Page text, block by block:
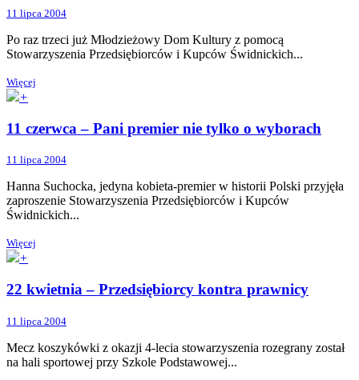
11 lipca 2004
Po raz trzeci już Młodzieżowy Dom Kultury z pomocą
Stowarzyszenia Przedsiębiorców i Kupców Świdnickich...
Więcej
+
11 czerwca – Pani premier nie tylko o wyborach
11 lipca 2004
Hanna Suchocka, jedyna kobieta-premier w historii Polski przyjęła
zaproszenie Stowarzyszenia Przedsiębiorców i Kupców
Świdnickich...
Więcej
+
22 kwietnia – Przedsiębiorcy kontra prawnicy
11 lipca 2004
Mecz koszykówki z okazji 4-lecia stowarzyszenia rozegrany został
na hali sportowej przy Szkole Podstawowej...